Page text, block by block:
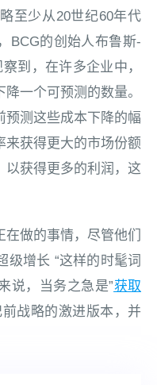
至少从20世纪60年代
BCG的创始人布鲁斯-
到，在许多企业中，
一个可预测的数量。
预测这些成本下降的幅
来获得更大的市场份额
以获得更多的利润，这
做的事情，尽管他们
级增长 “这样的时髦词
说，当务之急是”获取
战略的激进版本，并